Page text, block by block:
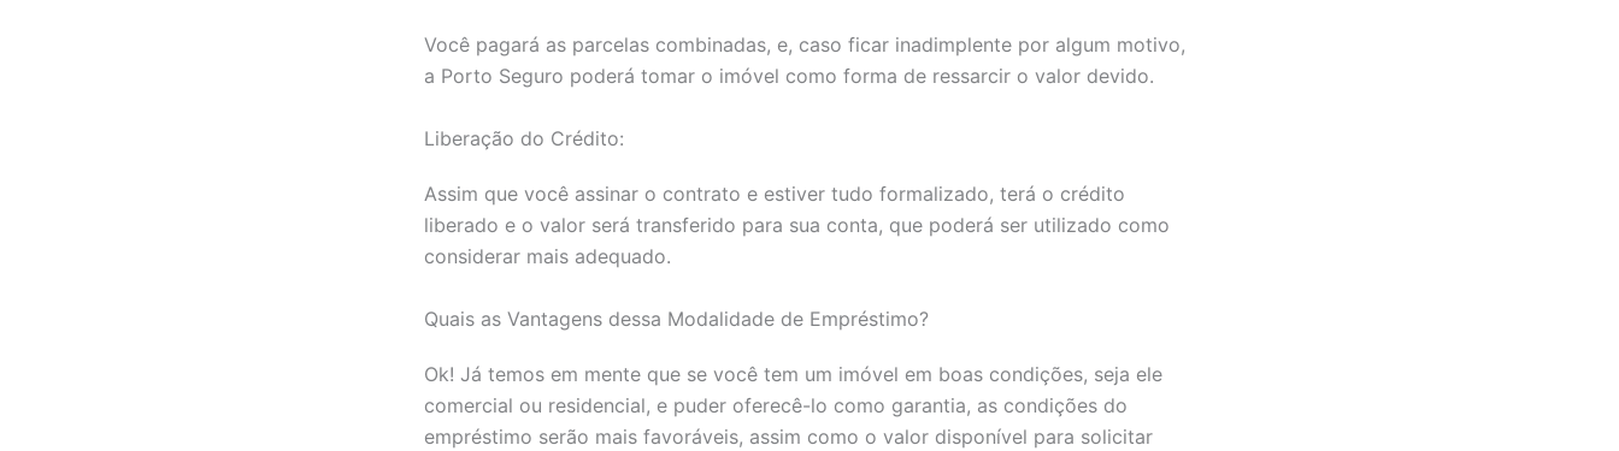
Você pagará as parcelas combinadas, e, caso ficar inadimplente por algum motivo,
a Porto Seguro poderá tomar o imóvel como forma de ressarcir o valor devido.
Liberação do Crédito:
Assim que você assinar o contrato e estiver tudo formalizado, terá o crédito
liberado e o valor será transferido para sua conta, que poderá ser utilizado como
considerar mais adequado.
Quais as Vantagens dessa Modalidade de Empréstimo?
Ok! Já temos em mente que se você tem um imóvel em boas condições, seja ele
comercial ou residencial, e puder oferecê-lo como garantia, as condições do
empréstimo serão mais favoráveis, assim como o valor disponível para solicitar